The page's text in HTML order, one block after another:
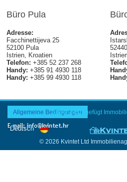
Büro Pula
Adresse:
Facchinettijeva 25
52100 Pula
Istrien, Kroatien
Telefon: +385 52 237 268
Handy: +385 91 4930 118
Handy: +385 99 4930 118
Allgemeine Bedingungen
Zuletzt hinzugefügt
© 2026 Kvintet Ltd